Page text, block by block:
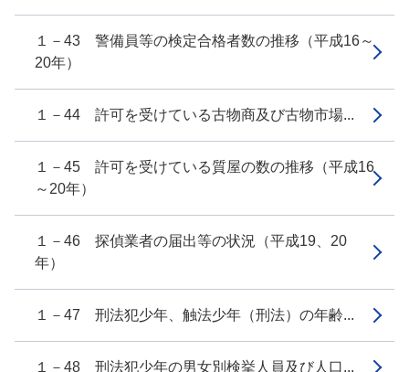
１－43 警備員等の検定合格者数の推移（平成16～
20年）
１－44 許可を受けている古物商及び古物市場...
１－45 許可を受けている質屋の数の推移（平成16
～20年）
１－46 探偵業者の届出等の状況（平成19、20
年）
１－47 刑法犯少年、触法少年（刑法）の年齢...
１－48 刑法犯少年の男女別検挙人員及び人口...